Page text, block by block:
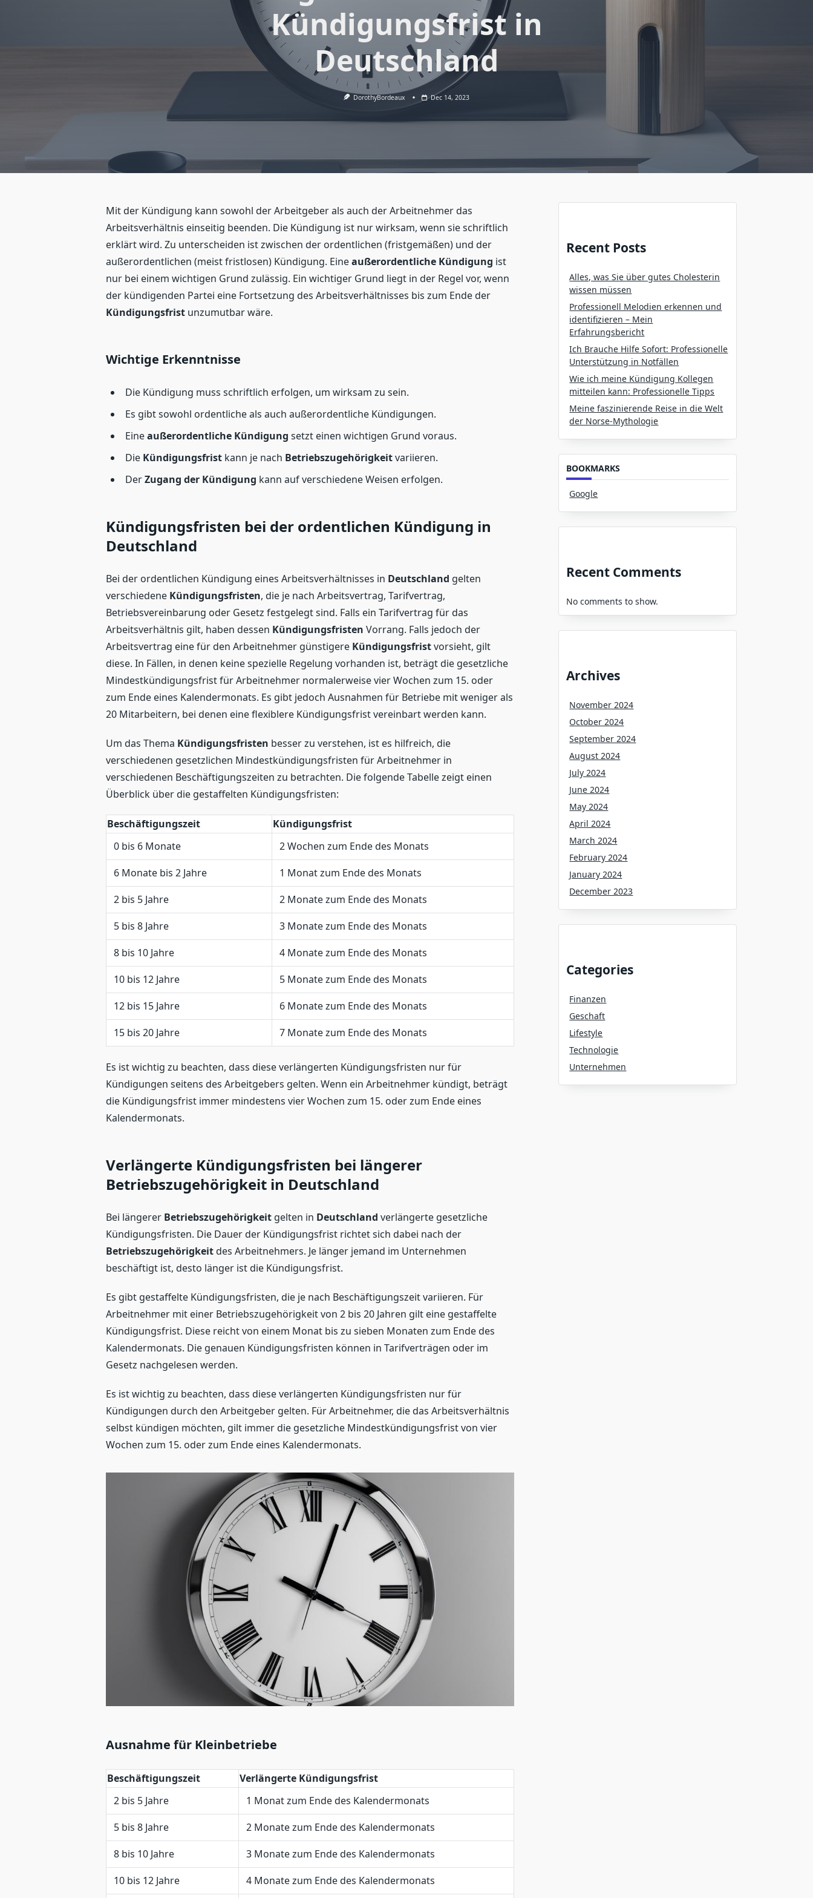
Kündigungsfrist in
Deutschland
DorothyBordeaux Dec 14, 2023
Mit der Kündigung kann sowohl der Arbeitgeber als auch der Arbeitnehmer das
Arbeitsverhältnis einseitig beenden. Die Kündigung ist nur wirksam, wenn sie schriftlich
erklärt wird. Zu unterscheiden ist zwischen der ordentlichen (fristgemäßen) und der
außerordentlichen (meist fristlosen) Kündigung. Eineaußerordentliche Kündigung ist
nur bei einem wichtigen Grund zulässig. Ein wichtiger Grund liegt in der Regel vor, wenn
der kündigenden Partei eine Fortsetzung des Arbeitsverhältnisses bis zum Ende der
Kündigungsfrist unzumutbar wäre.
Wichtige Erkenntnisse
Die Kündigung muss schriftlich erfolgen, um wirksam zu sein.
Es gibt sowohl ordentliche als auch außerordentliche Kündigungen.
Eineaußerordentliche Kündigung setzt einen wichtigen Grund voraus.
Die Kündigungsfrist kann je nach Betriebszugehörigkeitvariieren.
DerZugang der Kündigung kann auf verschiedene Weisen erfolgen.
Kündigungsfristen bei der ordentlichen Kündigung in
Deutschland
Bei der ordentlichen Kündigung eines Arbeitsverhältnisses in Deutschland gelten
verschiedene Kündigungsfristen, die je nach Arbeitsvertrag, Tarifvertrag,
Betriebsvereinbarung oder Gesetz festgelegt sind. Falls ein Tarifvertrag für das
Arbeitsverhältnis gilt, haben dessen Kündigungsfristen Vorrang. Falls jedoch der
Arbeitsvertrag eine für den Arbeitnehmer günstigere Kündigungsfristvorsieht, gilt
diese. In Fällen, in denen keine spezielle Regelung vorhanden ist, beträgt die gesetzliche
Mindestkündigungsfrist für Arbeitnehmer normalerweise vier Wochen zum 15. oder
zum Ende eines Kalendermonats. Es gibt jedoch Ausnahmen für Betriebe mit weniger als
20 Mitarbeitern, bei denen eine flexiblere Kündigungsfrist vereinbart werden kann.
Um das Thema Kündigungsfristen besser zu verstehen, ist es hilfreich, die
verschiedenen gesetzlichen Mindestkündigungsfristen für Arbeitnehmer in
verschiedenen Beschäftigungszeiten zu betrachten. Die folgende Tabelle zeigt einen
Überblick über die gestaffelten Kündigungsfristen:
Beschäftigungszeit
Kündigungsfrist
0 bis 6 Monate
2 Wochen zum Ende des Monats
6 Monate bis 2 Jahre
1 Monat zum Ende des Monats
2 bis 5 Jahre
2 Monate zum Ende des Monats
5 bis 8 Jahre
3 Monate zum Ende des Monats
8 bis 10 Jahre
4 Monate zum Ende des Monats
10 bis 12 Jahre
5 Monate zum Ende des Monats
12 bis 15 Jahre
6 Monate zum Ende des Monats
15 bis 20 Jahre
7 Monate zum Ende des Monats
Es ist wichtig zu beachten, dass diese verlängerten Kündigungsfristen nur für
Kündigungen seitens des Arbeitgebers gelten. Wenn ein Arbeitnehmer kündigt, beträgt
die Kündigungsfrist immer mindestens vier Wochen zum 15. oder zum Ende eines
Kalendermonats.
Verlängerte Kündigungsfristen bei längerer
Betriebszugehörigkeit in Deutschland
Bei längerer Betriebszugehörigkeit gelten in Deutschland verlängerte gesetzliche
Kündigungsfristen. Die Dauer der Kündigungsfrist richtet sich dabei nach der
Betriebszugehörigkeitdes Arbeitnehmers. Je länger jemand im Unternehmen
beschäftigt ist, desto länger ist die Kündigungsfrist.
Es gibt gestaffelte Kündigungsfristen, die je nach Beschäftigungszeit variieren. Für
Arbeitnehmer mit einer Betriebszugehörigkeit von 2 bis 20 Jahren gilt eine gestaffelte
Kündigungsfrist. Diese reicht von einem Monat bis zu sieben Monaten zum Ende des
Kalendermonats. Die genauen Kündigungsfristen können in Tarifverträgen oder im
Gesetz nachgelesen werden.
Es ist wichtig zu beachten, dass diese verlängerten Kündigungsfristen nur für
Kündigungen durch den Arbeitgeber gelten. Für Arbeitnehmer, die das Arbeitsverhältnis
selbst kündigen möchten, gilt immer die gesetzliche Mindestkündigungsfrist von vier
Wochen zum 15. oder zum Ende eines Kalendermonats.
Ausnahme für Kleinbetriebe
Beschäftigungszeit
Verlängerte Kündigungsfrist
2 bis 5 Jahre
1 Monat zum Ende des Kalendermonats
5 bis 8 Jahre
2 Monate zum Ende des Kalendermonats
8 bis 10 Jahre
3 Monate zum Ende des Kalendermonats
10 bis 12 Jahre
4 Monate zum Ende des Kalendermonats
Recent Posts
Alles, was Sie über gutes Cholesterin
wissen müssen
Professionell Melodien erkennen und
identifizieren – Mein
Erfahrungsbericht
Ich Brauche Hilfe Sofort: Professionelle
Unterstützung in Notfällen
Wie ich meine Kündigung Kollegen
mitteilen kann: Professionelle Tipps
Meine faszinierende Reise in die Welt
der Norse-Mythologie
BOOKMARKS
Google
Recent Comments
No comments to show.
Archives
November 2024
October 2024
September 2024
August 2024
July 2024
June 2024
May 2024
April 2024
March 2024
February 2024
January 2024
December 2023
Categories
Finanzen
Geschaft
Lifestyle
Technologie
Unternehmen